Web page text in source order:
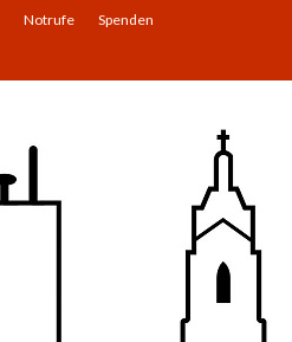
Notrufe Spenden